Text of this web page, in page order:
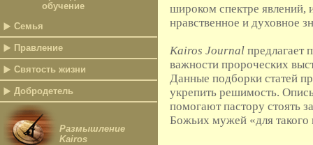
обучение
Семья
Правление
Святость жизни
Добродетель
Размышление
Kairos
широком спектре
нравственное и духовное
Kairos Journal предлагает
важности пророческих
Данные подборки статей
укрепить решимость.
помогают пастору стоять
Божьих мужей «для такого